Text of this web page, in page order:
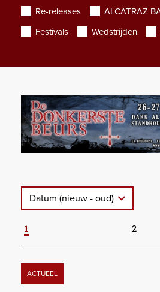
Re-releases
ALCATRAZ
Festivals
Wedstrijden
Datum (nieuw - oud)
1 2
ACTUEEL